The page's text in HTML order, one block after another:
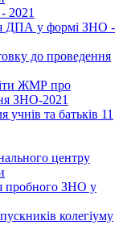
2021
ДПА у формі ЗНО -
до проведення
ЖМР про
ЗНО-2021
учнів та батьків 11
центру
пробного ЗНО у
колегіуму